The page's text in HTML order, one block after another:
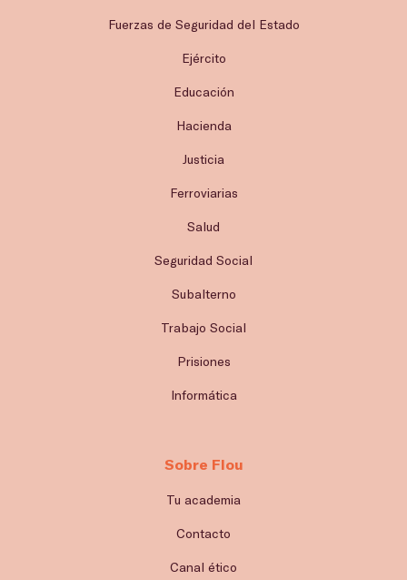
Fuerzas de Seguridad del Estado
Ejército
Educación
Hacienda
Justicia
Ferroviarias
Salud
Seguridad Social
Subalterno
Trabajo Social
Prisiones
Informática
Sobre Flou
Tu academia
Contacto
Canal ético